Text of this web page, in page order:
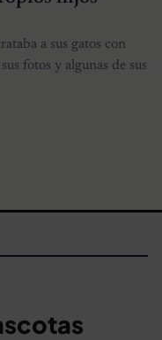
a sus gatos con
fotos y algunas de sus